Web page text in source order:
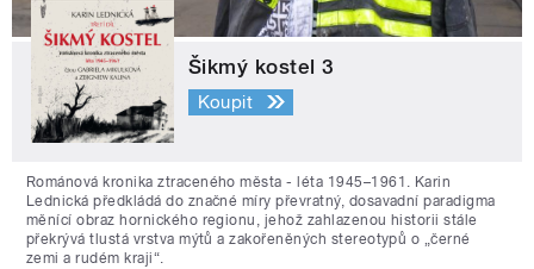
Šikmý kostel 3
Koupit
Románová kronika ztraceného města - léta 1945–1961. Karin
Lednická předkládá do značné míry převratný, dosavadní paradigma
měnící obraz hornického regionu, jehož zahlazenou historii stále
překrývá tlustá vrstva mýtů a zakořeněných stereotypů o „černé
zemi a rudém kraji“.